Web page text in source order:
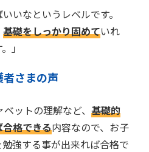
いなというレベルです。
基礎をしっかり固めていれ
」
さまの声
ットの理解など、 基礎的
格できる内容なので、お子
強する事が出来れば合格で